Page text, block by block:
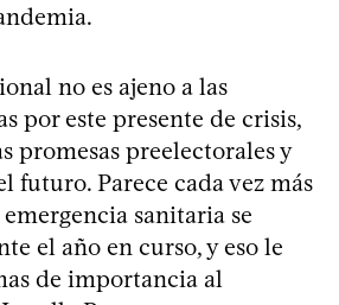
no es ajeno a las
por este presente de crisis,
promesas preelectorales y
futuro. Parece cada vez más
sanitaria se
el año en curso, y eso le
de importancia al